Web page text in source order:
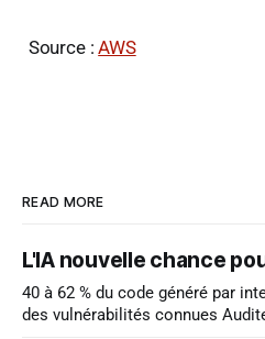
Source :AWS
READ MORE
L'IA nouvelle chance
40 à 62 % du code généré par
des vulnérabilités connues Auditer son code avec l'IA : entre